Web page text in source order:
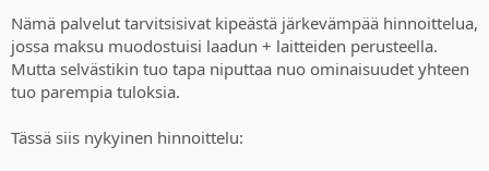
Nämä palvelut tarvitsisivat kipeästä järkevämpää hinnoittelua,
jossa maksu muodostuisi laadun + laitteiden perusteella.
Mutta selvästikin tuo tapa niputtaa nuo ominaisuudet yhteen
tuo parempia tuloksia.
Tässä siis nykyinen hinnoittelu: